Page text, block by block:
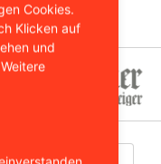
bekannt aus
Cookies.
Klicken auf
und